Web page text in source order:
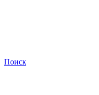
Поиск